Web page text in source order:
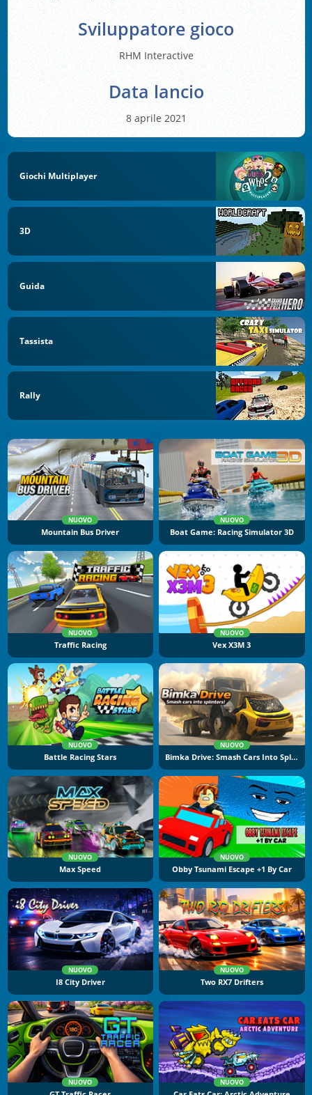
Sviluppatore gioco
RHM Interactive
Data lancio
8 aprile 2021
Giochi Multiplayer
3D
Guida
Tassista
Rally
NUOVO
Mountain Bus Driver
NUOVO
Boat Game: Racing Simulator 3D
NUOVO
Traffic Racing
NUOVO
Vex X3M 3
NUOVO
Battle Racing Stars
NUOVO
Bimka Drive: Smash Cars Into Splinters
NUOVO
Max Speed
NUOVO
Obby Tsunami Escape +1 By Car
NUOVO
I8 City Driver
NUOVO
Two RX7 Drifters
NUOVO NUOVO